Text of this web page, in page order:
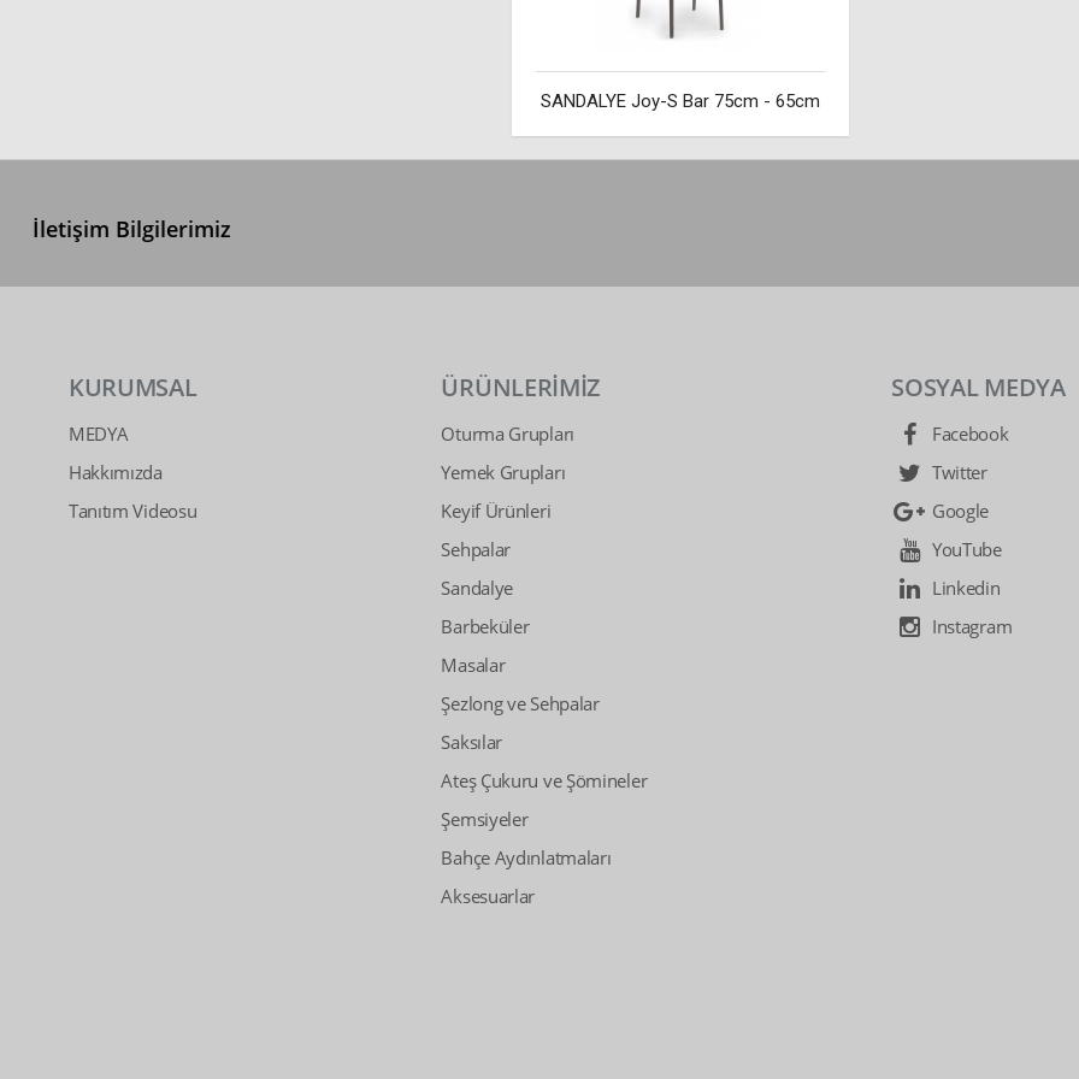
SANDALYE Joy-S Bar 75cm - 65cm
İletişim Bilgilerimiz
KURUMSAL
MEDYA
Hakkımızda
Tanıtım Videosu
ÜRÜNLERİMİZ
Oturma Grupları
Yemek Grupları
Keyif Ürünleri
Sehpalar
Sandalye
Barbeküler
Masalar
Şezlong ve Sehpalar
Saksılar
Ateş Çukuru ve Şömineler
Şemsiyeler
Bahçe Aydınlatmaları
Aksesuarlar
SOSYAL MEDYA
Facebook
Twitter
Google
YouTube
Linkedin
Instagram